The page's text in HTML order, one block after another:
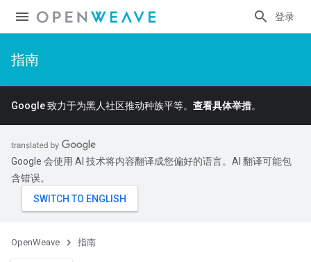
登录
指南
Google 致力于为黑人社区推动种族平等。 查看具体举措。
Google 会使用 AI 技术将内容翻译成您偏好的语言。AI 翻译可能包
含错误。
OpenWeave 指南